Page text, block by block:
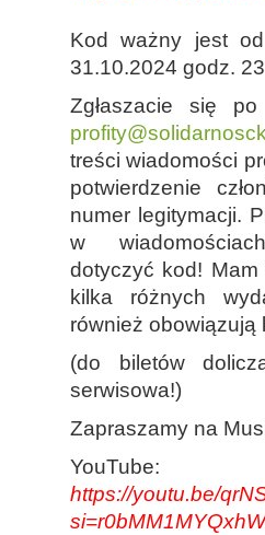
Kod ważny jest
31.10.2024 godz.
Zgłaszacie się
treści wiadomości
potwierdzenie
numer legitymacji.
w
dotyczyć kod!
kilka różnych
również obowiązują
(do biletów
serwisowa!)
Zapraszamy na
YouTube:
https://youtu.be/